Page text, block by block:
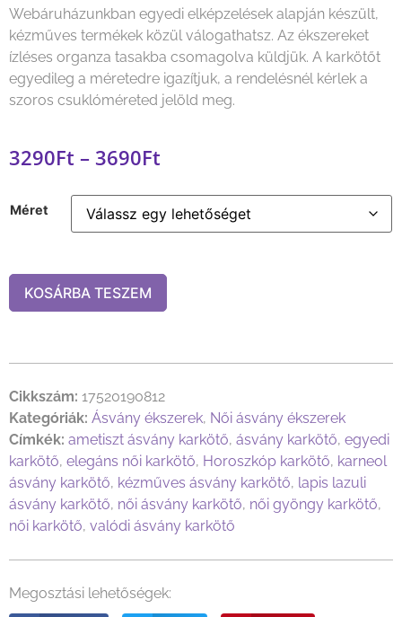
Webáruházunkban egyedi elképzelések alapján készült,
kézműves termékek közül válogathatsz. Az ékszereket
ízléses organza tasakba csomagolva küldjük. A karkötőt
egyedileg a méretedre igazítjuk, a rendelésnél kérlek a
szoros csuklóméreted jelöld meg.
3290Ft – 3690Ft
Méret
KOSÁRBA TESZEM
Cikkszám: 17520190812
Kategóriák: Ásvány ékszerek, Női ásvány ékszerek
Címkék: ametiszt ásvány karkötő, ásvány karkötő, egyedi
karkötő, elegáns női karkötő, Horoszkóp karkötő, karneol
ásvány karkötő, kézműves ásvány karkötő, lapis lazuli
ásvány karkötő, női ásvány karkötő, női gyöngy karkötő,
női karkötő, valódi ásvány karkötő
Megosztási lehetőségek: